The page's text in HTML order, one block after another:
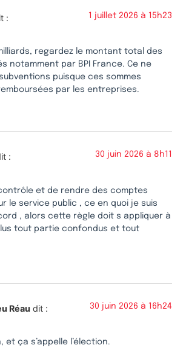
: 1 juillet 2026 à 15h23
regardez le montant total des
notamment par BPI France. Ce ne
puisque ces sommes
par les entreprises.
: 30 juin 2026 à 8h11
et de rendre des comptes
le service public , ce en quoi je suis
, alors cette règle doit s appliquer à
tout partie confondus et tout
Réau dit : 30 juin 2026 à 16h24
et ça s’appelle l’élection.